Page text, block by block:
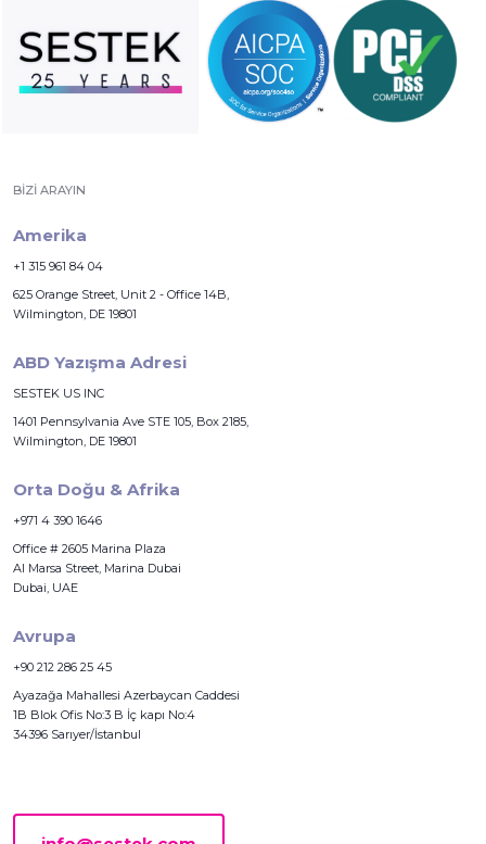
BIZI ARAYIN
Amerika
+1 315 961 84 04
625 Orange Street, Unit 2 - Office 14B,
Wilmington, DE 19801
ABD Yazışma Adresi
SESTEK US INC
1401 Pennsylvania Ave STE 105, Box 2185,
Wilmington, DE 19801
Orta Doğu & Afrika
+971 4 390 1646
Office # 2605 Marina Plaza
Al Marsa Street, Marina Dubai
Dubai, UAE
Avrupa
+90 212 286 25 45
Ayazağa Mahallesi Azerbaycan Caddesi
1B Blok Ofis No:3 B İç kapı No:4
34396 Sarıyer/İstanbul